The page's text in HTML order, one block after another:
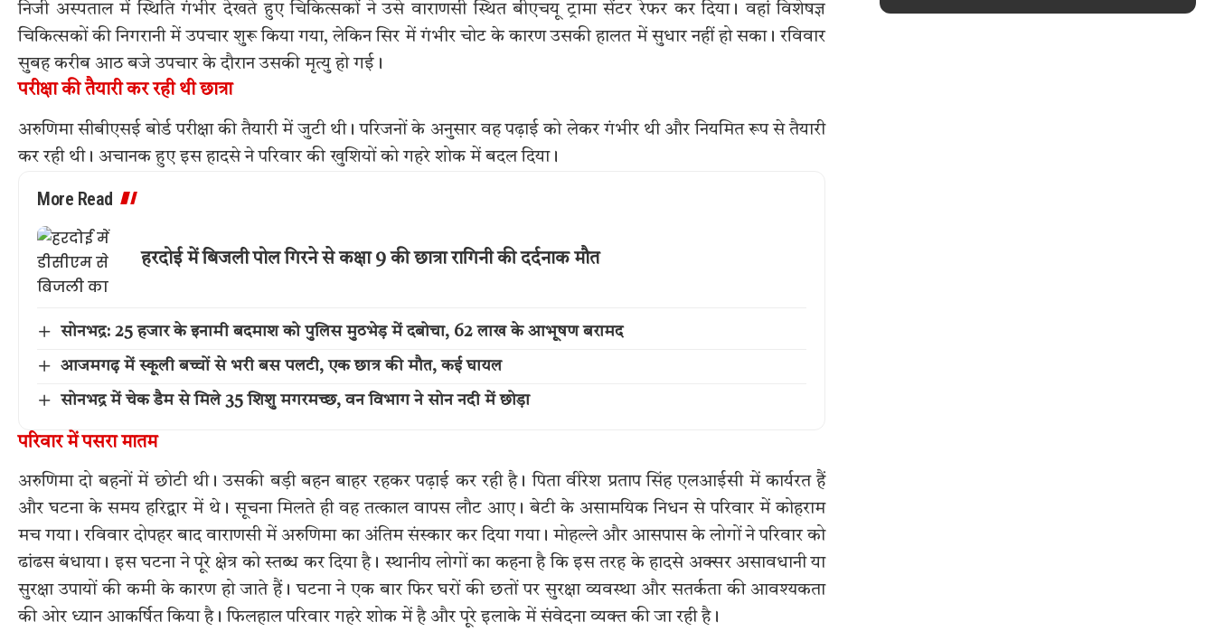
निजी अस्पताल में स्थिति गंभीर देखते हुए चिकित्सकों ने उसे वाराणसी स्थित बीएचयू ट्रामा सेंटर रेफर कर दिया। वहां विशेषज्ञ
चिकित्सकों की निगरानी में उपचार शुरू किया गया, लेकिन सिर में गंभीर चोट के कारण उसकी हालत में सुधार नहीं हो सका। रविवार
सुबह करीब आठ बजे उपचार के दौरान उसकी मृत्यु हो गई।
परीक्षा की तैयारी कर रही थी छात्रा
अरुणिमा सीबीएसई बोर्ड परीक्षा की तैयारी में जुटी थी। परिजनों के अनुसार वह पढ़ाई को लेकर गंभीर थी और नियमित रूप से तैयारी
कर रही थी। अचानक हुए इस हादसे ने परिवार की खुशियों को गहरे शोक में बदल दिया।
More Read
हरदोई में बिजली पोल गिरने से कक्षा 9 की छात्रा रागिनी की दर्दनाक मौत
सोनभद्र: 25 हजार के इनामी बदमाश को पुलिस मुठभेड़ में दबोचा, 62 लाख के आभूषण बरामद
आजमगढ़ में स्कूली बच्चों से भरी बस पलटी, एक छात्र की मौत, कई घायल
सोनभद्र में चेक डैम से मिले 35 शिशु मगरमच्छ, वन विभाग ने सोन नदी में छोड़ा
परिवार में पसरा मातम
अरुणिमा दो बहनों में छोटी थी। उसकी बड़ी बहन बाहर रहकर पढ़ाई कर रही है। पिता वीरेश प्रताप सिंह एलआईसी में कार्यरत हैं
और घटना के समय हरिद्वार में थे। सूचना मिलते ही वह तत्काल वापस लौट आए। बेटी के असामयिक निधन से परिवार में कोहराम
मच गया। रविवार दोपहर बाद वाराणसी में अरुणिमा का अंतिम संस्कार कर दिया गया। मोहल्ले और आसपास के लोगों ने परिवार को
ढांढस बंधाया। इस घटना ने पूरे क्षेत्र को स्तब्ध कर दिया है। स्थानीय लोगों का कहना है कि इस तरह के हादसे अक्सर असावधानी या
सुरक्षा उपायों की कमी के कारण हो जाते हैं। घटना ने एक बार फिर घरों की छतों पर सुरक्षा व्यवस्था और सतर्कता की आवश्यकता
की ओर ध्यान आकर्षित किया है। फिलहाल परिवार गहरे शोक में है और पूरे इलाके में संवेदना व्यक्त की जा रही है।